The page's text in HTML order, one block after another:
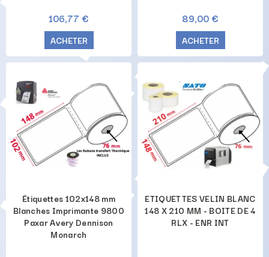
106,77 €
ACHETER
89,00 €
ACHETER
Étiquettes 102x148 mm
Blanches Imprimante 9800
Paxar Avery Dennison
Monarch
ETIQUETTES VELIN BLANC
148 X 210 MM - BOITE DE 4
RLX - ENR INT